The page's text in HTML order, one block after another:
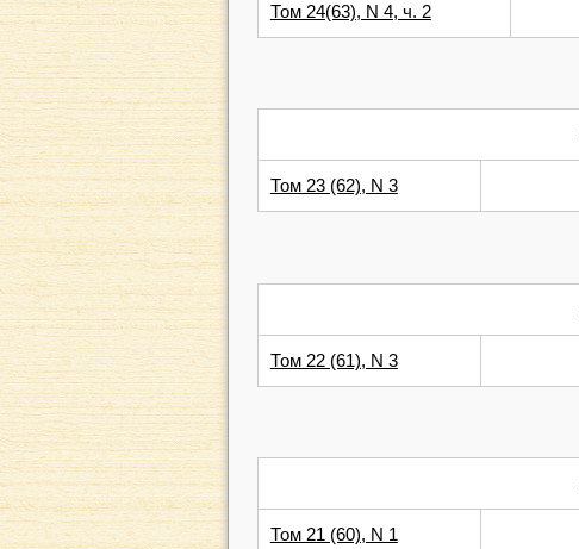
Том 24(63), N 4, ч. 2
Том 23 (62), N 3
Том 22 (61), N 3
Том 21 (60), N 1